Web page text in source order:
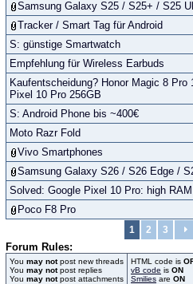
Samsung Galaxy S25 / S25+ / S25
Tracker / Smart Tag für Android
S: günstige Smartwatch
Empfehlung für Wireless Earbuds
Kaufentscheidung? Honor Magic 8
Pixel 10 Pro 256GB
S: Android Phone bis ~400€
Moto Razr Fold
Vivo Smartphones
Samsung Galaxy S26 / S26 Edge /
Solved: Google Pixel 10 Pro: high
Poco F8 Pro
1 2 3
Forum Rules:
You may notpost new threads
You may notpost replies
You may notpost attachments
HTML code is
vB code is ON
Smilies are ON